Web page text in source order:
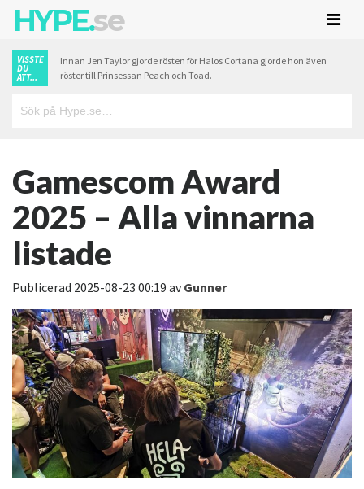
HYPE.se
VISSTE
DU
ATT...
Innan Jen Taylor gjorde rösten för Halos Cortana gjorde hon även
röster till Prinsessan Peach och Toad.
Gamescom Award
2025 – Alla vinnarna
listade
Publicerad 2025-08-23 00:19 avGunner